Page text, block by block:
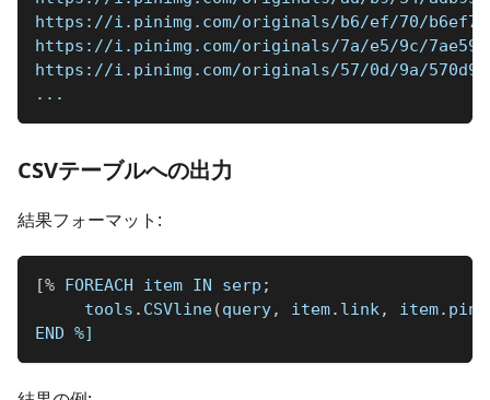
https://i.pinimg.com/originals/b6/ef/70/
https://i.pinimg.com/originals/7a/e5/9c/
https://i.pinimg.com/originals/57/0d/9a/
...
CSVテーブルへの出力
結果フォーマット:
[% FOREACH item IN serp ;
     tools
. CSVline(query, item. link, item.
END %]